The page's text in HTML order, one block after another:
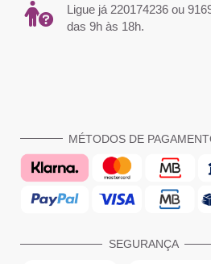
Ligue já 220174236 ou
das 9h às 18h.
MÉTODOS DE
SEGURANÇA